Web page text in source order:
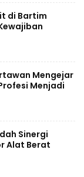
di Bartim
Mengejar
Menjadi
Sinergi
Alat Berat